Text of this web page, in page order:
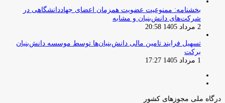
بخشنامه: ممنوعیت عضویت همزمان اعضای جهاددانشگاهی در
شرکت‌های دانش‌بنیان و مشابه
2 مرداد 1405 20:58
تسهیل فرایند تامین مالی دانش‌بنیان‌ها توسط موسسه دانش‌بنیان
برکت
1 مرداد 1405 17:27
درگاه ملی مجوزهای کشور